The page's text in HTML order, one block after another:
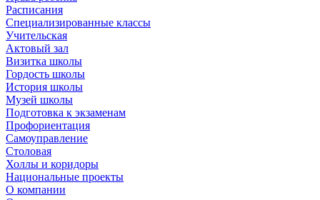
Расписания
Специализированные классы
Учительская
Актовый зал
Визитка школы
Гордость школы
История школы
Музей школы
Подготовка к экзаменам
Профориентация
Самоуправление
Столовая
Холлы и коридоры
Национальные проекты
О компании